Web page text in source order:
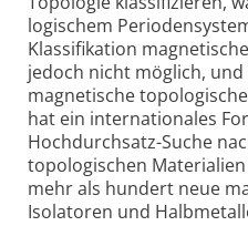
logischem
Klassi­fikation
jedoch nicht möglich,
magnetische
hat ein inter­nationales
Hochdurchsatz-Suche
topologischen
mehr als hundert neue
Isolatoren und